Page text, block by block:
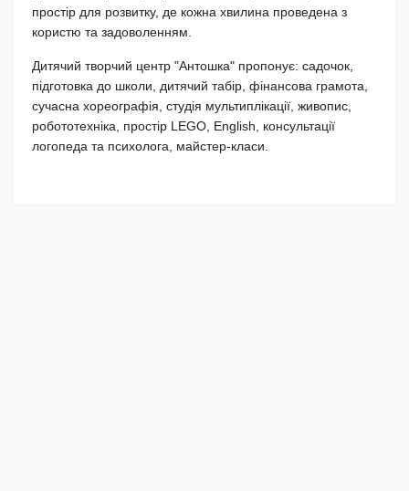
простір для розвитку, де кожна хвилина проведена з
користю та задоволенням.
Дитячий творчий центр "Антошка" пропонує: садочок,
підготовка до школи, дитячий табір, фінансова грамота,
сучасна хореографія, студія мультиплікації, живопис,
робототехніка, простір LEGO, English, консультації
логопеда та психолога, майстер-класи.